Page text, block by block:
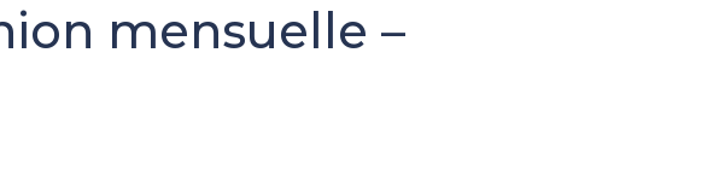
mensuelle –